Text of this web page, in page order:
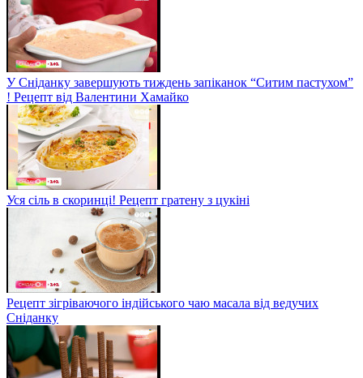
У Сніданку завершують тиждень запіканок “Ситим пастухом”
! Рецепт від Валентини Хамайко
Уся сіль в скоринці! Рецепт гратену з цукіні
Рецепт зігріваючого індійського чаю масала від ведучих
Сніданку